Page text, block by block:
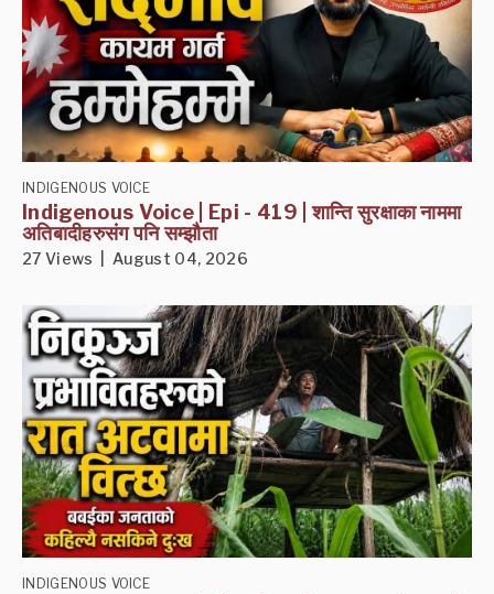
INDIGENOUS VOICE
Indigenous Voice | Epi - 419 | शान्ति सुरक्षाका नाममा
अतिबादीहरुसंग पनि सम्झौता
27 Views | August 04, 2026
INDIGENOUS VOICE